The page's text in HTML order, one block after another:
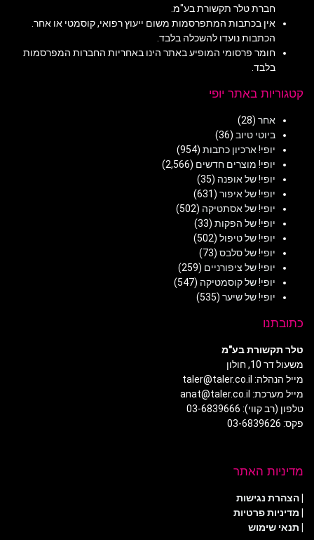
חברת טלר תקשורת בע"מ.
אין בכתבות המתפרסמות משום ייעוץ רפואי, קוסמטי או אחר.
הכתבות נועדו להשכלה בלבד.
חומר פרסומי המופיע באתר הינו באחריות החברות המפרסמות
בלבד.
קטגוריות באתר יופי
אחר (28)
ביוטי טיוב (36)
יופי! ארכיון כתבות (954)
יופי! מוצרים חדשים (2,566)
יופי! של אופנה (35)
יופי! של איפור (631)
יופי! של אסתטיקה (502)
יופי! של הפקות (33)
יופי! של טיפול (502)
יופי! של סלבס (73)
יופי! של ציפורניים (259)
יופי! של קוסמטיקה (547)
יופי! של שיער (535)
כתובתנו
טלר תקשורת בע"מ
משעול דר 10, חולון
מייל הנהלה: taler@taler.co.il
מייל מערכת: anat@taler.co.il
טלפון (רב קווי): 03-6839666
פקס: 03-6839626
מדיניות האתר
הצהרת נגישות
מדיניות פרטיות
| תנאי שימוש